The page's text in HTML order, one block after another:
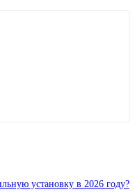
установку в 2026 году?